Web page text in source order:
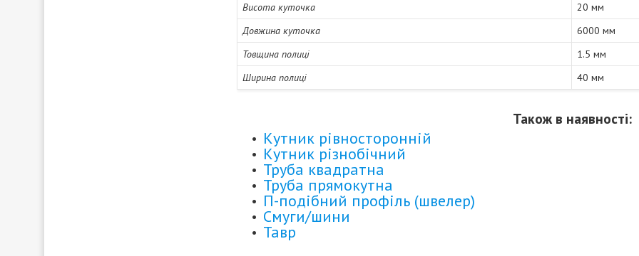
Висота куточка
20 мм
Довжина куточка
6000 мм
Товщина полиці
1.5 мм
Ширина полиці
40 мм
Також в наявності:
Кутник рівносторонній
Кутник різнобічний
Труба квадратна
Труба прямокутна
П-подібний профіль (швелер)
Смуги/шини
Тавр